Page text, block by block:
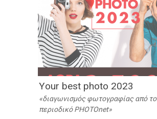
Υour best photo 2023
διαγωνισμός φωτογραφίας από το
περιοδικό PHOTOnet